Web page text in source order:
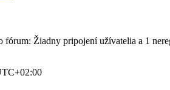
fórum: Žiadny pripojení užívatelia a 1